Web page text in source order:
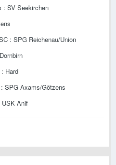
: SV Seekirchen
: SPG Reichenau/Union
Hard
SPG Axams/Götzens
USK Anif